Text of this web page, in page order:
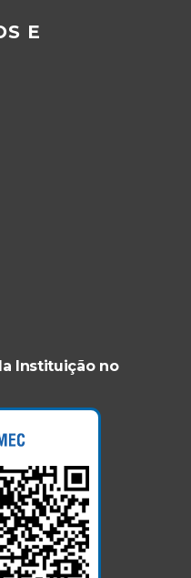
E
Instituição no